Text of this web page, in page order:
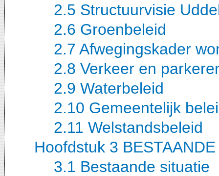
2.5 Structuurvisie
2.6 Groenbeleid
2.7 Afwegingskader
2.8 Verkeer en
2.9 Waterbeleid
2.10 Gemeentelijk
2.11 Welstandsbeleid
Hoofdstuk 3
3.1 Bestaande situatie